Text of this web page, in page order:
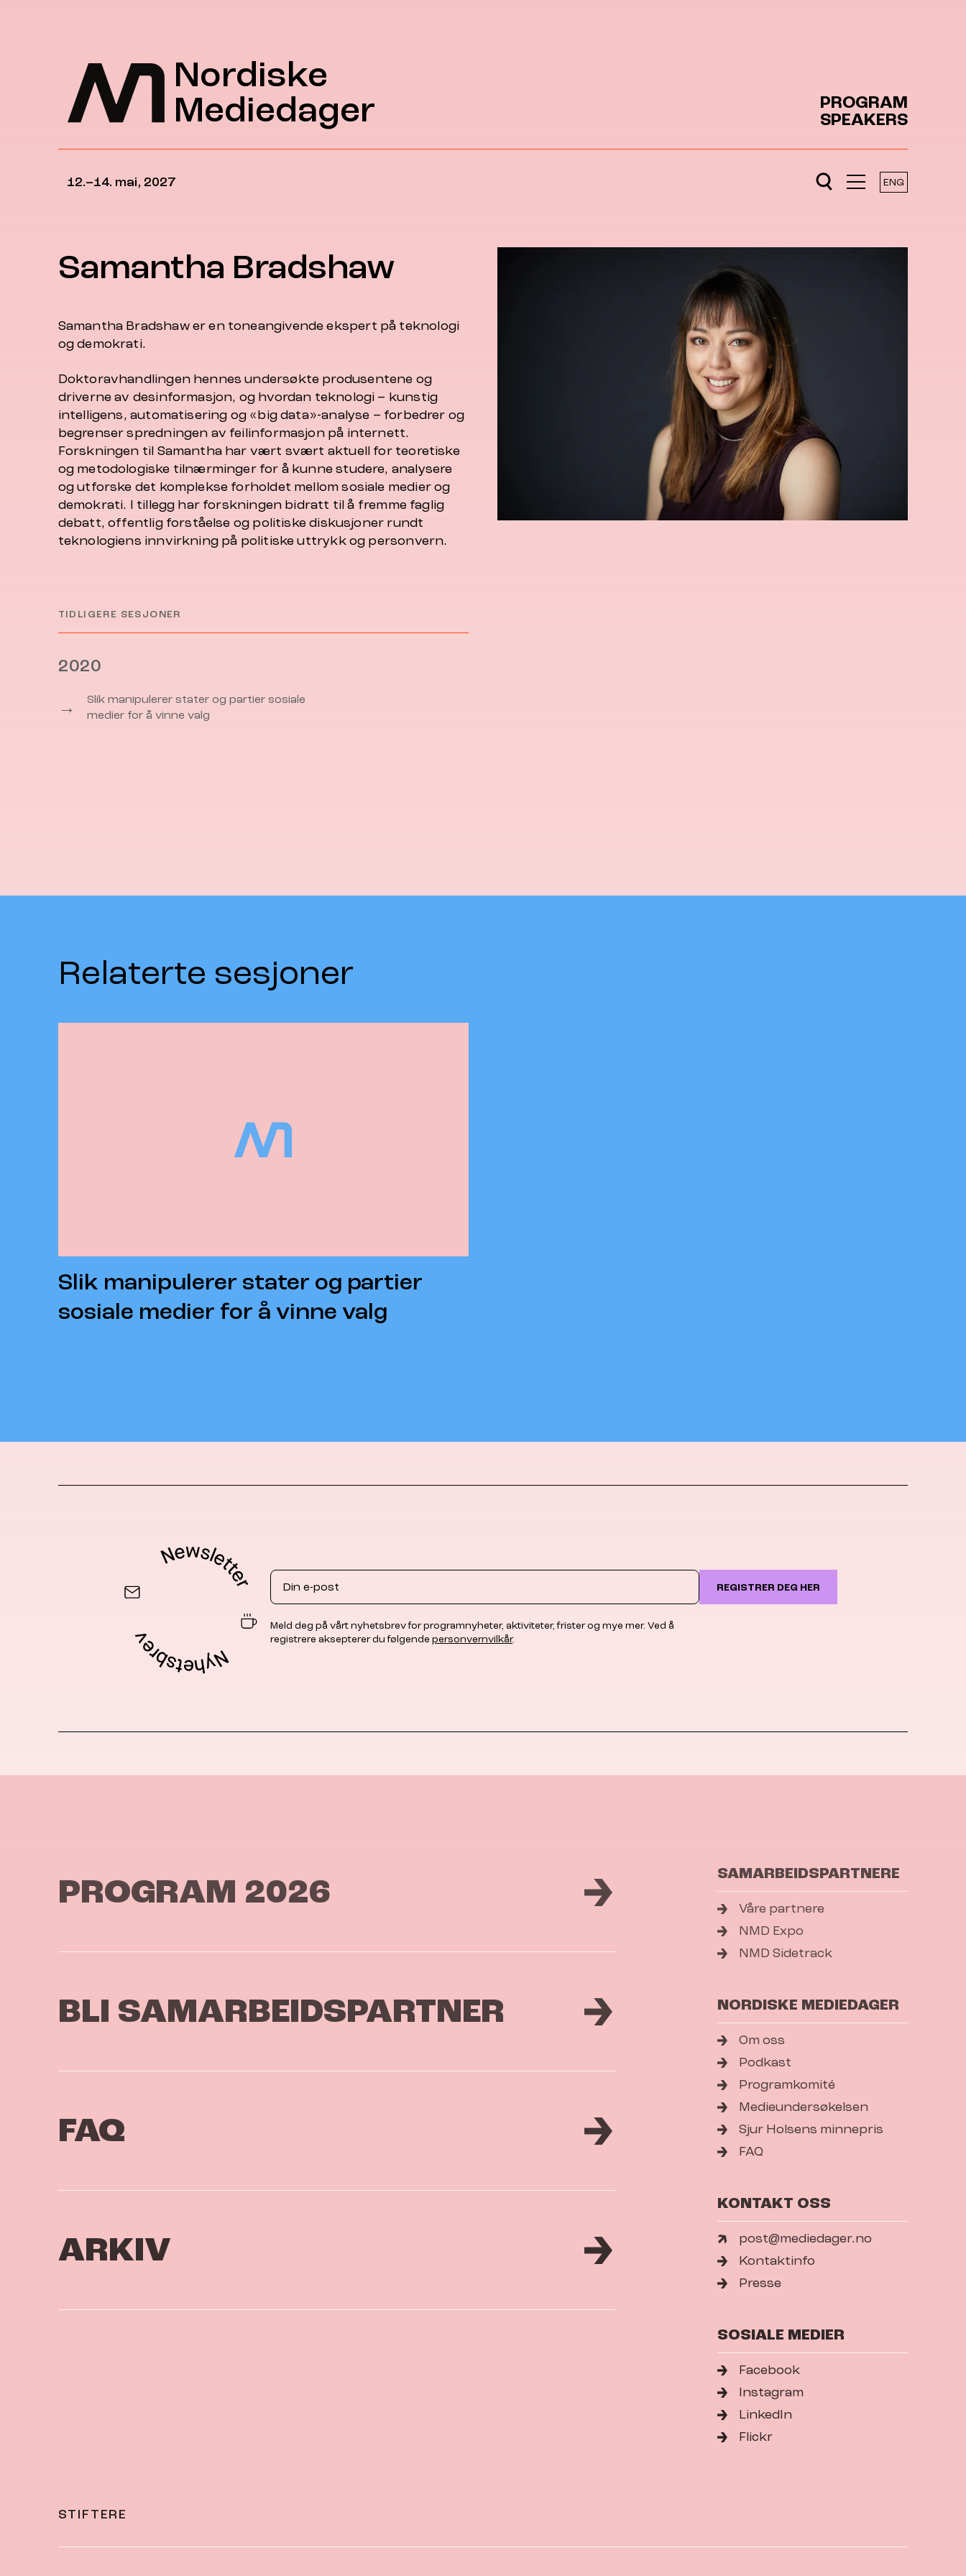
Nordiske
Mediedager
PROGRAM
SPEAKERS
12.–14. mai, 2027 ENG
Samantha Bradshaw
Samantha Bradshaw er en toneangivende ekspert på teknologi
og demokrati.
Doktoravhandlingen hennes undersøkte produsentene og
driverne av desinformasjon, og hvordan teknologi – kunstig
intelligens, automatisering og «big data»-analyse – forbedrer og
begrenser spredningen av feilinformasjon på internett.
Forskningen til Samantha har vært svært aktuell for teoretiske
og metodologiske tilnærminger for å kunne studere, analysere
og utforske det komplekse forholdet mellom sosiale medier og
demokrati. I tillegg har forskningen bidratt til å fremme faglig
debatt, offentlig forståelse og politiske diskusjoner rundt
teknologiens innvirkning på politiske uttrykk og personvern.
TIDLIGERE SESJONER
2020
→
Slik manipulerer stater og partier sosiale
medier for å vinne valg
Relaterte sesjoner
Slik manipulerer stater og partier
sosiale medier for å vinne valg
Email
REGISTRER DEG HER
Meld deg på vårt nyhetsbrev for programnyheter, aktiviteter, frister og mye mer. Ved å
registrere aksepterer du følgendepersonvernvilkår.
PROGRAM 2026
BLI SAMARBEIDSPARTNER
FAQ
ARKIV
SAMARBEIDSPARTNERE
Våre partnere
NMD Expo
NMD Sidetrack
NORDISKE MEDIEDAGER
Om oss
Podkast
Programkomité
Medieundersøkelsen
Sjur Holsens minnepris
FAQ
KONTAKT OSS
post@mediedager.no
Kontaktinfo
Presse
SOSIALE MEDIER
Facebook
Instagram
LinkedIn
Flickr
STIFTERE